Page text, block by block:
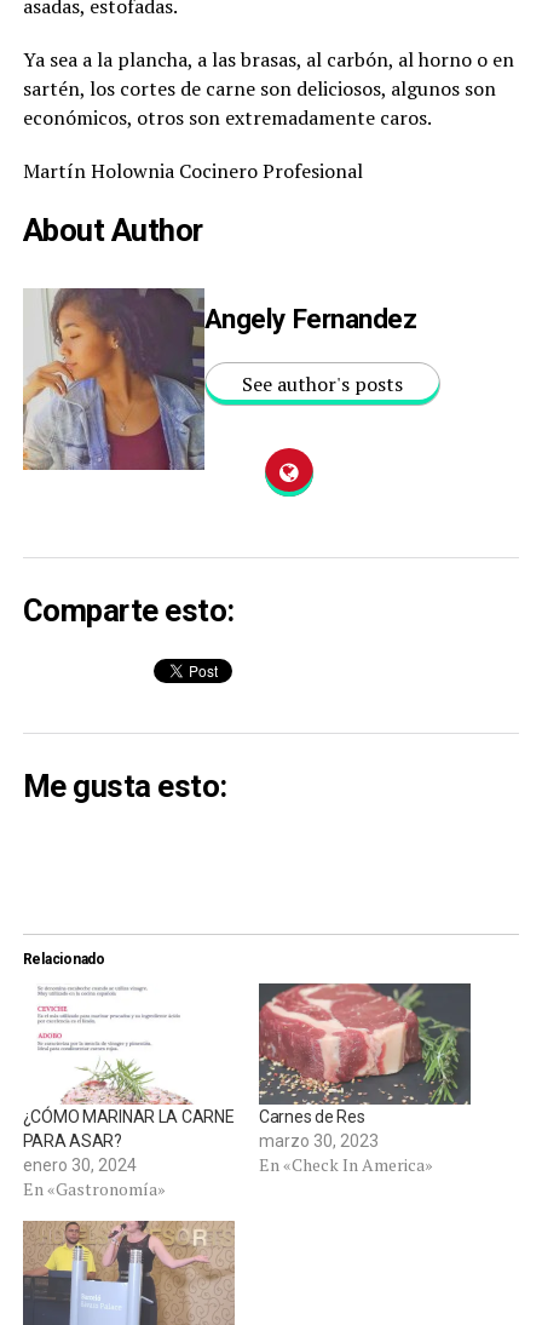
asadas, estofadas.
Ya sea a la plancha, a las brasas, al carbón, al horno o en
sartén, los cortes de carne son deliciosos, algunos son
económicos, otros son extremadamente caros.
Martín Holownia Cocinero Profesional
About Author
Angely Fernandez
See author's posts
Comparte esto:
Me gusta esto:
Relacionado
¿CÓMO MARINAR LA CARNE
PARA ASAR?
enero 30, 2024
En «Gastronomía»
Carnes de Res
marzo 30, 2023
En «Check In America»